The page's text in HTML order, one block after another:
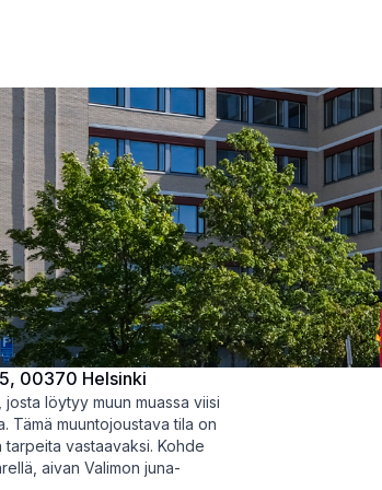
00370 Helsinki
löytyy muun muassa viisi
Tämä muuntojoustava tila on
vastaavaksi. Kohde
aivan Valimon juna-